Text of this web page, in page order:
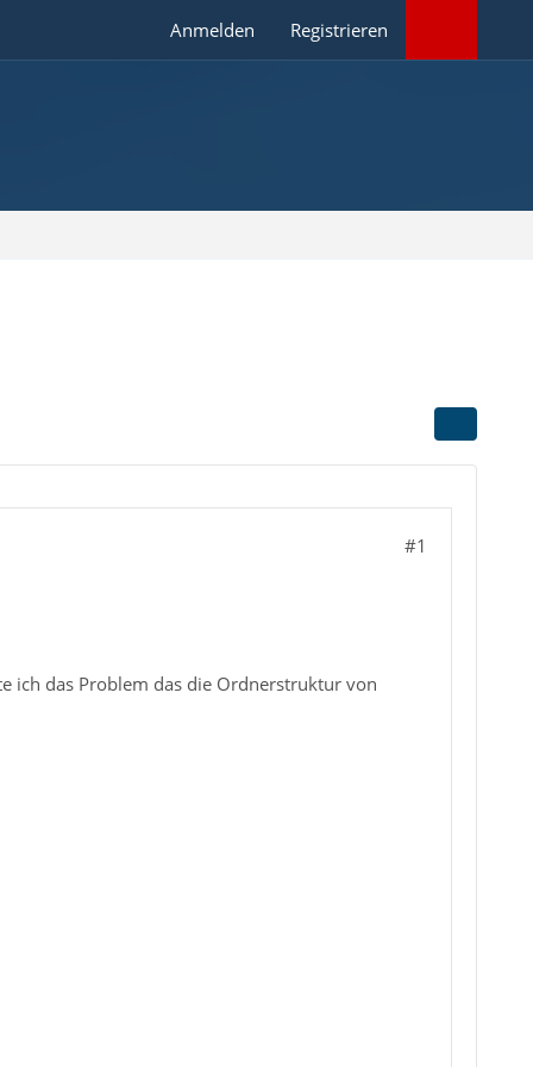
Anmelden Registrieren
#1
ich das Problem das die Ordnerstruktur von